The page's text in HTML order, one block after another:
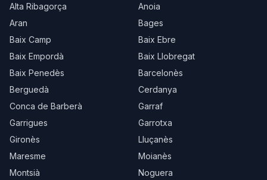
Alta Ribagorça
Anoia
Aran
Bages
Baix Camp
Baix Ebre
Baix Empordà
Baix Llobregat
Baix Penedès
Barcelonès
Berguedà
Cerdanya
Conca de Barberà
Garraf
Garrigues
Garrotxa
Gironès
Lluçanès
Maresme
Moianès
Montsià
Noguera